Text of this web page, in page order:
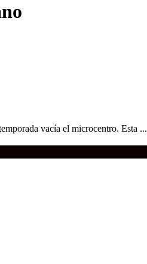
vacía el microcentro. Esta ...